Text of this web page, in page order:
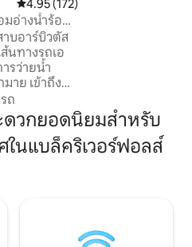
คะแนนเฉลี่ย 4.95 จาก 5, 172 รีวิว
4.95 (172)
มอ่างน้ำร้อน
บอาร์บิวตัส
นทางรถเอ
รว่ายน้ำ
าย เข้าถึง
บิลได้
ควีนไซส์ 1
ถ
ดวกยอดนิยมสำหรับ
นแบล็คริเวอร์ฟอลส์